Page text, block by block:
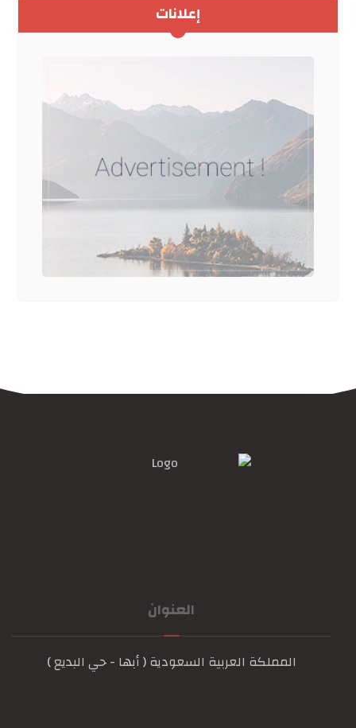
إعلانات
العنوان
المملكة العربية السعودية ( أبها - حي البديع )